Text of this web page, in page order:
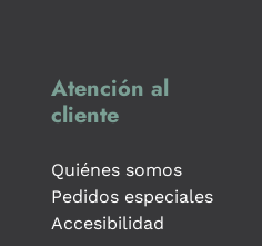
Atención al
cliente
Quiénes somos
Pedidos especiales
Accesibilidad